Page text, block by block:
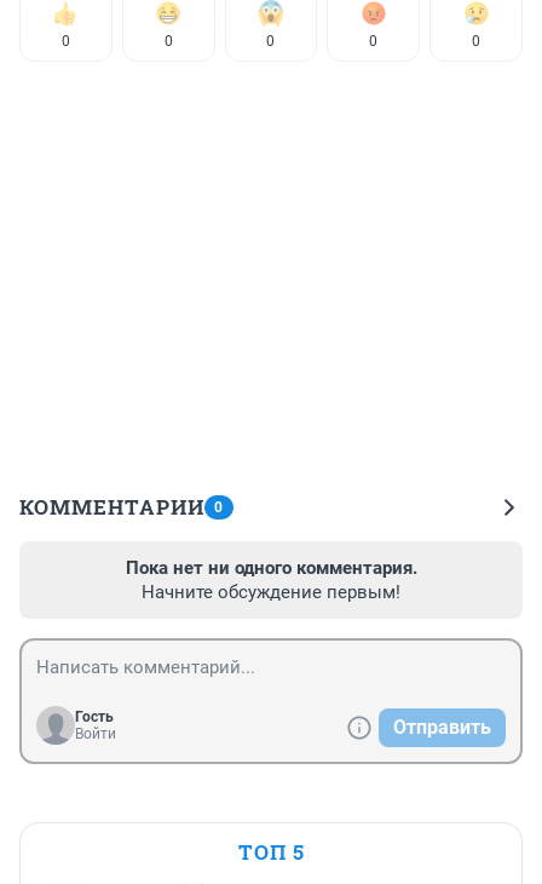
0 0 0 0 0
КОММЕНТАРИИ 0
Пока нет ни одного комментария.
Начните обсуждение первым!
Гость
Войти
Отправить
ТОП 5